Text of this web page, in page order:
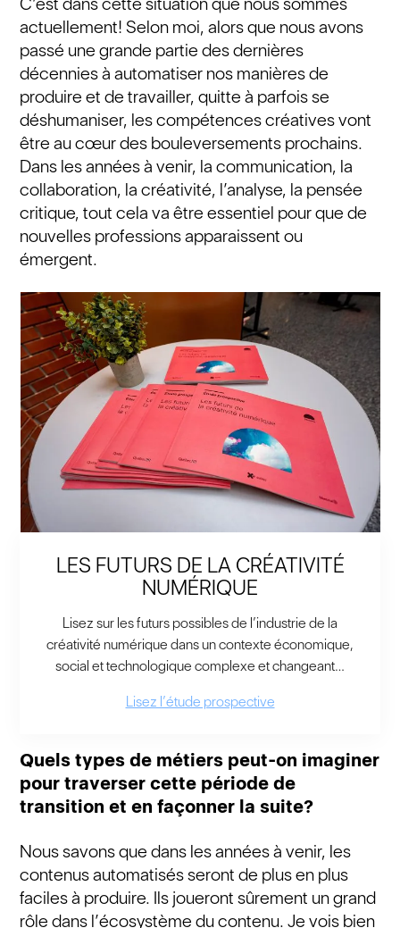
actuellement! Selon moi, alors que nous avons
passé une grande partie des dernières
décennies à automatiser nos manières de
produire et de travailler, quitte à parfois se
déshumaniser, les compétences créatives vont
être au cœur des bouleversements prochains.
Dans les années à venir, la communication, la
collaboration, la créativité, l’analyse, la pensée
critique, tout cela va être essentiel pour que de
nouvelles professions apparaissent ou
émergent.
LES FUTURS DE LA CRÉATIVITÉ
NUMÉRIQUE
Lisez sur les futurs possibles de l’industrie de la
créativité numérique dans un contexte économique,
social et technologique complexe et changeant…
Lisez l’étude prospective
Quels types de métiers peut-on imaginer
pour traverser cette période de
transition et en façonner la suite?
Nous savons que dans les années à venir, les
contenus automatisés seront de plus en plus
faciles à produire. Ils joueront sûrement un grand
rôle dans l’écosystème du contenu. Je vois bien